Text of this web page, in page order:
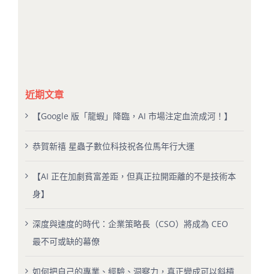
近期文章
【Google 版「龍蝦」降臨，AI 市場注定血流成河！】
恭賀新禧 星蟲子數位科技祝各位馬年行大運
【AI 正在加劇貧富差距，但真正拉開距離的不是技術本
身】
深度與速度的時代：企業策略長（CSO）將成為 CEO
最不可或缺的幕僚
如何把自己的專業、經驗、洞察力，真正變成可以斜槓